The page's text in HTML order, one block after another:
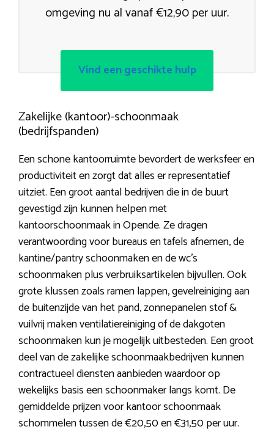
omgeving nu al vanaf €12,90 per uur.
Vind een geschikte hulp
Zakelijke (kantoor)-schoonmaak
(bedrijfspanden)
Een schone kantoorruimte bevordert de werksfeer en
productiviteit en zorgt dat alles er representatief
uitziet. Een groot aantal bedrijven die in de buurt
gevestigd zijn kunnen helpen met
kantoorschoonmaak in Opende. Ze dragen
verantwoording voor bureaus en tafels afnemen, de
kantine/pantry schoonmaken en de wc’s
schoonmaken plus verbruiksartikelen bijvullen. Ook
grote klussen zoals ramen lappen, gevelreiniging aan
de buitenzijde van het pand, zonnepanelen stof &
vuilvrij maken ventilatiereiniging of de dakgoten
schoonmaken kun je mogelijk uitbesteden. Een groot
deel van de zakelijke schoonmaakbedrijven kunnen
contractueel diensten aanbieden waardoor op
wekelijks basis een schoonmaker langs komt. De
gemiddelde prijzen voor kantoor schoonmaak
schommelen tussen de €20,50 en €31,50 per uur.